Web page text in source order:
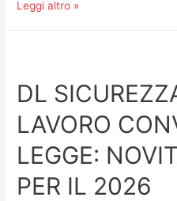
Leggi altro »
DL
LAVORO
LEGGE:
PER IL 2026